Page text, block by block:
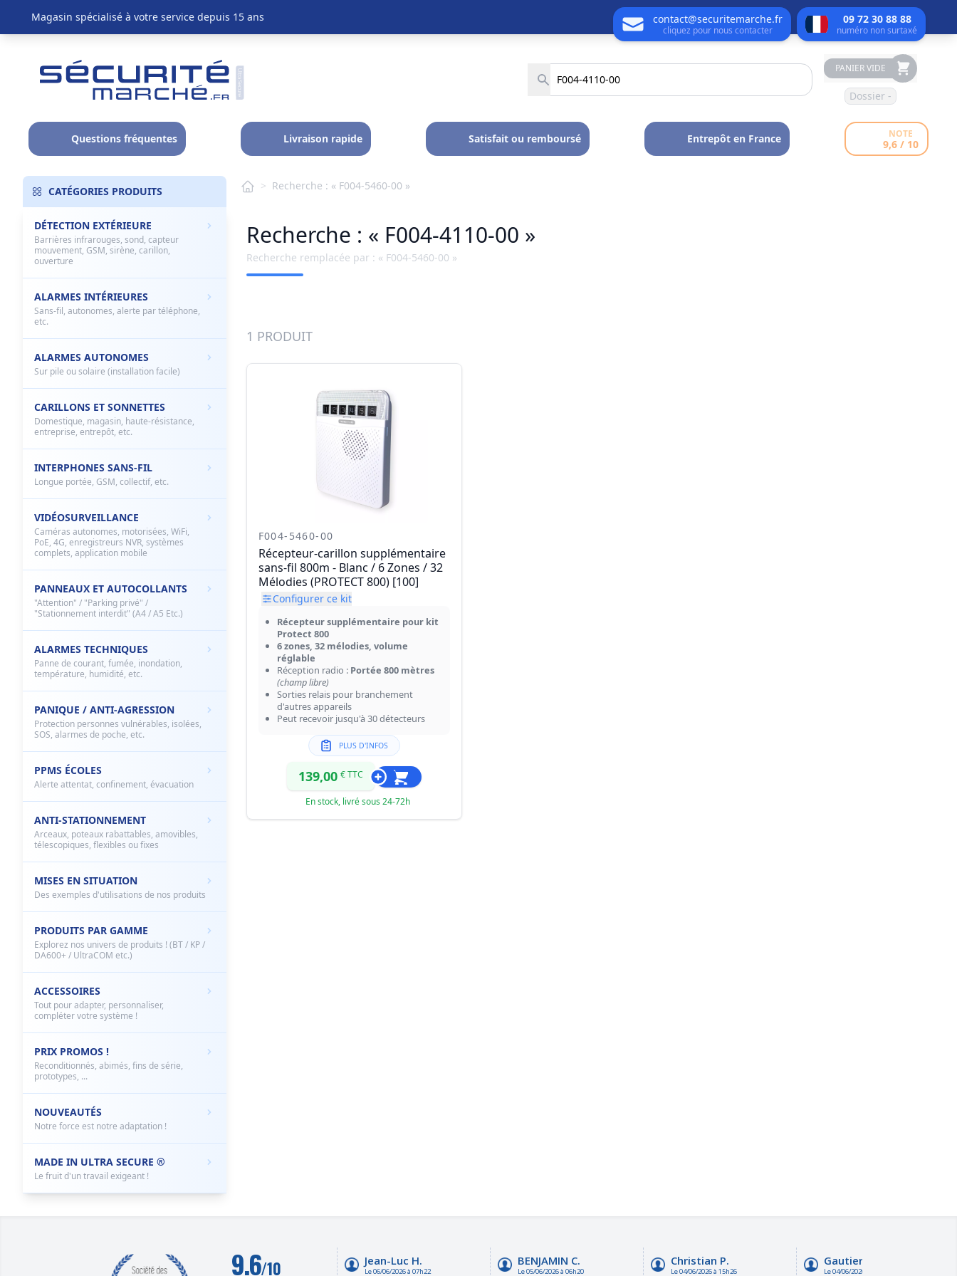
Magasin spécialisé à votre service depuis 15 ans contact@securitemarche.fr
cliquez pour nous contacter
09 72 30 88 88
numéro non surtaxé
PANIER VIDE
Dossier -
Questions fréquentes Livraison rapide Satisfait ou remboursé Entrepôt en France NOTE
9,6 / 10
CATÉGORIES PRODUITS
DÉTECTION EXTÉRIEURE
Barrières infrarouges, sond, capteur
mouvement, GSM, sirène, carillon,
ouverture
ALARMES INTÉRIEURES
Sans-fil, autonomes, alerte par téléphone,
etc.
ALARMES AUTONOMES
Sur pile ou solaire (installation facile)
CARILLONS ET SONNETTES
Domestique, magasin, haute-résistance,
entreprise, entrepôt, etc.
INTERPHONES SANS-FIL
Longue portée, GSM, collectif, etc.
VIDÉOSURVEILLANCE
Caméras autonomes, motorisées, WiFi,
PoE, 4G, enregistreurs NVR, systèmes
complets, application mobile
PANNEAUX ET AUTOCOLLANTS
"Attention" / "Parking privé" /
"Stationnement interdit" (A4 / A5 Etc.)
ALARMES TECHNIQUES
Panne de courant, fumée, inondation,
température, humidité, etc.
PANIQUE / ANTI-AGRESSION
Protection personnes vulnérables, isolées,
SOS, alarmes de poche, etc.
PPMS ÉCOLES
Alerte attentat, confinement, évacuation
ANTI-STATIONNEMENT
Arceaux, poteaux rabattables, amovibles,
télescopiques, flexibles ou fixes
MISES EN SITUATION
Des exemples d'utilisations de nos produits
PRODUITS PAR GAMME
Explorez nos univers de produits ! (BT / KP /
DA600+ / UltraCOM etc.)
ACCESSOIRES
Tout pour adapter, personnaliser,
compléter votre système !
PRIX PROMOS !
Reconditionnés, abimés, fins de série,
prototypes, ...
NOUVEAUTÉS
Notre force est notre adaptation !
MADE IN ULTRA SECURE ®
Le fruit d'un travail exigeant !
> Recherche : « F004-5460-00 »
Recherche : « F004-4110-00 »
Recherche remplacée par : « F004-5460-00 »
1 PRODUIT
F004-5460-00
Récepteur-carillon supplémentaire
sans-fil 800m - Blanc / 6 Zones / 32
Mélodies (PROTECT 800) [100]
Configurer ce kit
Récepteur supplémentaire pour kit
Protect 800
6 zones, 32 mélodies, volume
réglable
Réception radio : Portée 800 mètres
(champ libre)
Sorties relais pour branchement
d'autres appareils
Peut recevoir jusqu'à 30 détecteurs
PLUS D'INFOS
139,00 € TTC
En stock, livré sous 24-72h